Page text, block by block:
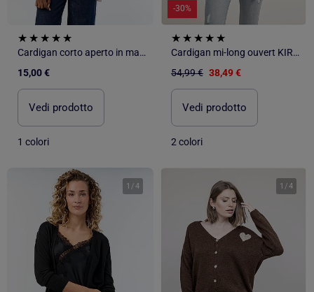
Cardigan corto aperto in maglia fine
15,00 €
Vedi prodotto
1 colori
-30%
Cardigan mi-long ouvert KIRSTEN
54,99 € 38,49 €
Vedi prodotto
2 colori
1 /4 1 /4